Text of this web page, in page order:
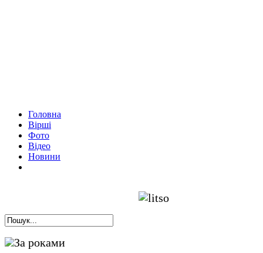
Головна
Вірші
Фото
Відео
Новини
За роками